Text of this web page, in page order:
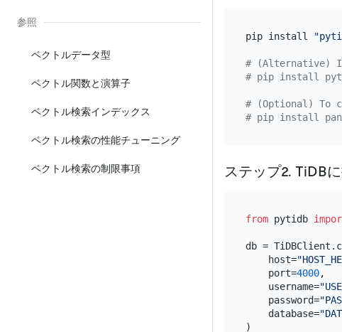
参照
ベクトルデータ型
ベクトル関数と演算子
ベクトル検索インデックス
ベクトル検索の性能チューニング
ベクトル検索の制限事項
pip install
# (Alternative) If
# pip install
# (Optional) To
# pip install
ステップ2. TiDB
from pytidb
db =
    host=
    port=
4000,
    username=
    password=
    database=